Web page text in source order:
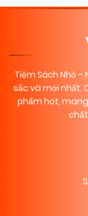
Tiệm Sách Nhỏ –
sắc và mới nhất.
phẩm hot,